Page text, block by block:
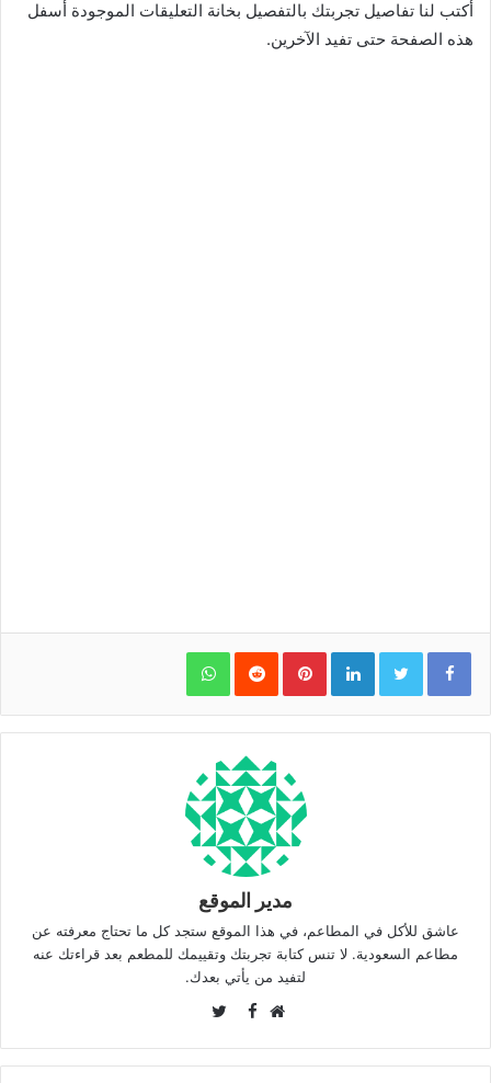
أكتب لنا تفاصيل تجربتك بالتفصيل بخانة التعليقات الموجودة أسفل
هذه الصفحة حتى تفيد الآخرين.
LinkedIn
Pinterest
WhatsApp
مدير الموقع
عاشق للأكل في المطاعم، في هذا الموقع ستجد كل ما تحتاج معرفته عن
مطاعم السعودية. لا تنس كتابة تجربتك وتقييمك للمطعم بعد قراءتك عنه
لتفيد من يأتي بعدك.
Facebook